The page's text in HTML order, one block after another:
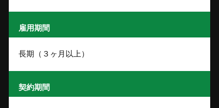
雇用期間
長期（３ヶ月以上）
契約期間